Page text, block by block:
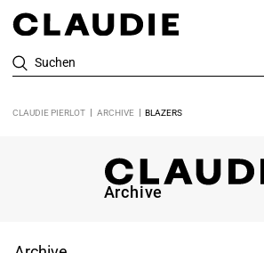
Suchen
CLAUDIE PIERLOT ARCHIVE BLAZERS
Archive